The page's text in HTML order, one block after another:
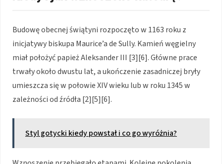
Budowę obecnej świątyni rozpoczęto w 1163 roku z
inicjatywy biskupa Maurice’a de Sully. Kamień węgielny
miał położyć papież Aleksander III [3][6]. Główne prace
trwały około dwustu lat, a ukończenie zasadniczej bryły
umieszcza się w połowie XIV wieku lub w roku 1345 w
zależności od źródła [2][5][6].
Styl gotycki kiedy powstał i co go wyróżnia?